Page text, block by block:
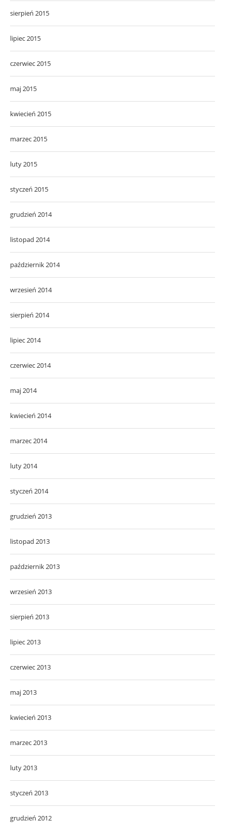
sierpień 2015
lipiec 2015
czerwiec 2015
maj 2015
kwiecień 2015
marzec 2015
luty 2015
styczeń 2015
grudzień 2014
listopad 2014
październik 2014
wrzesień 2014
sierpień 2014
lipiec 2014
czerwiec 2014
maj 2014
kwiecień 2014
marzec 2014
luty 2014
styczeń 2014
grudzień 2013
listopad 2013
październik 2013
wrzesień 2013
sierpień 2013
lipiec 2013
czerwiec 2013
maj 2013
kwiecień 2013
marzec 2013
luty 2013
styczeń 2013
grudzień 2012